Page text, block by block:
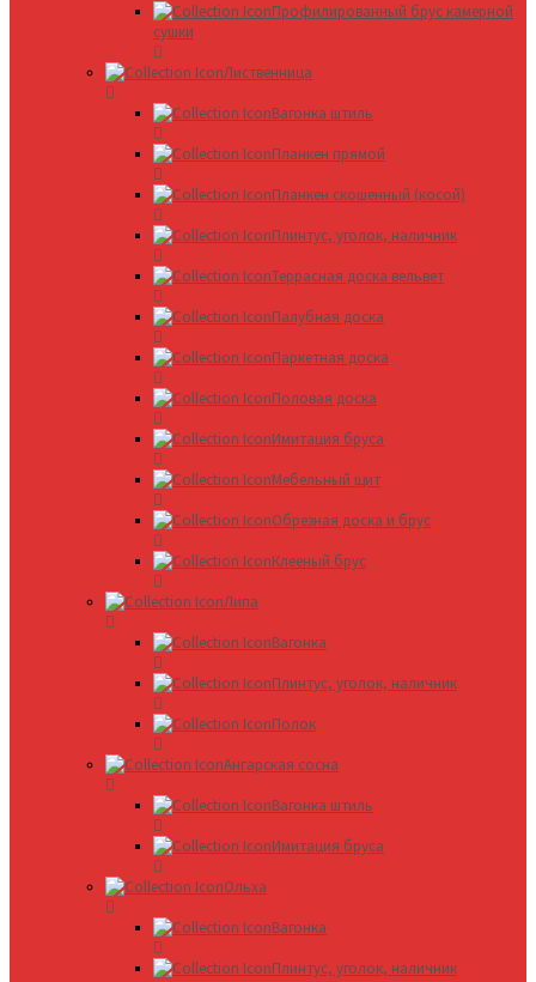
Профилированный брус камерной
сушки
Лиственница
Вагонка штиль
Планкен прямой
Планкен скошенный (косой)
Плинтус, уголок, наличник
Террасная доска вельвет
Палубная доска
Паркетная доска
Половая доска
Имитация бруса
Мебельный щит
Обрезная доска и брус
Клееный брус
Липа
Вагонка
Плинтус, уголок, наличник
Полок
Ангарская сосна
Вагонка штиль
Имитация бруса
Ольха
Вагонка
Плинтус, уголок, наличник